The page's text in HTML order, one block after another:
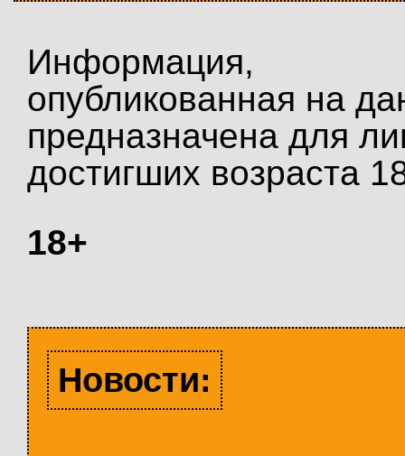
Информация,
опубликованная на
предназначена для
достигших возраста
18+
Новости: